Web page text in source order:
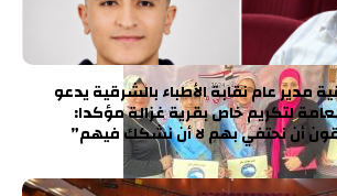
مدير عام نقابة الأطباء بالشرقية يدعو
لتكريم خاص بقرية غزالة مؤكدا:
أن نحتفي بهم لا أن نشكك فيهم”